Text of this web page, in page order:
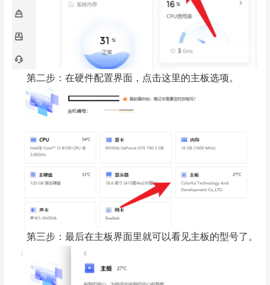
第二步：在硬件配置界面，点击这里的主板选项。
第三步：最后在主板界面里就可以看见主板的型号了。